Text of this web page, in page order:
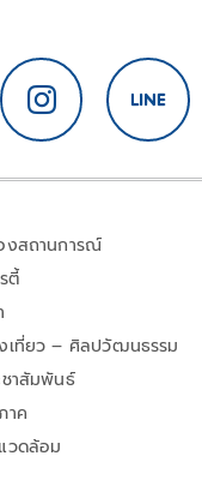
งสถานการณ์
ตี้
เที่ยว – ศิลปวัฒนธรรม
ชาสัมพันธ์
าค
วดล้อม